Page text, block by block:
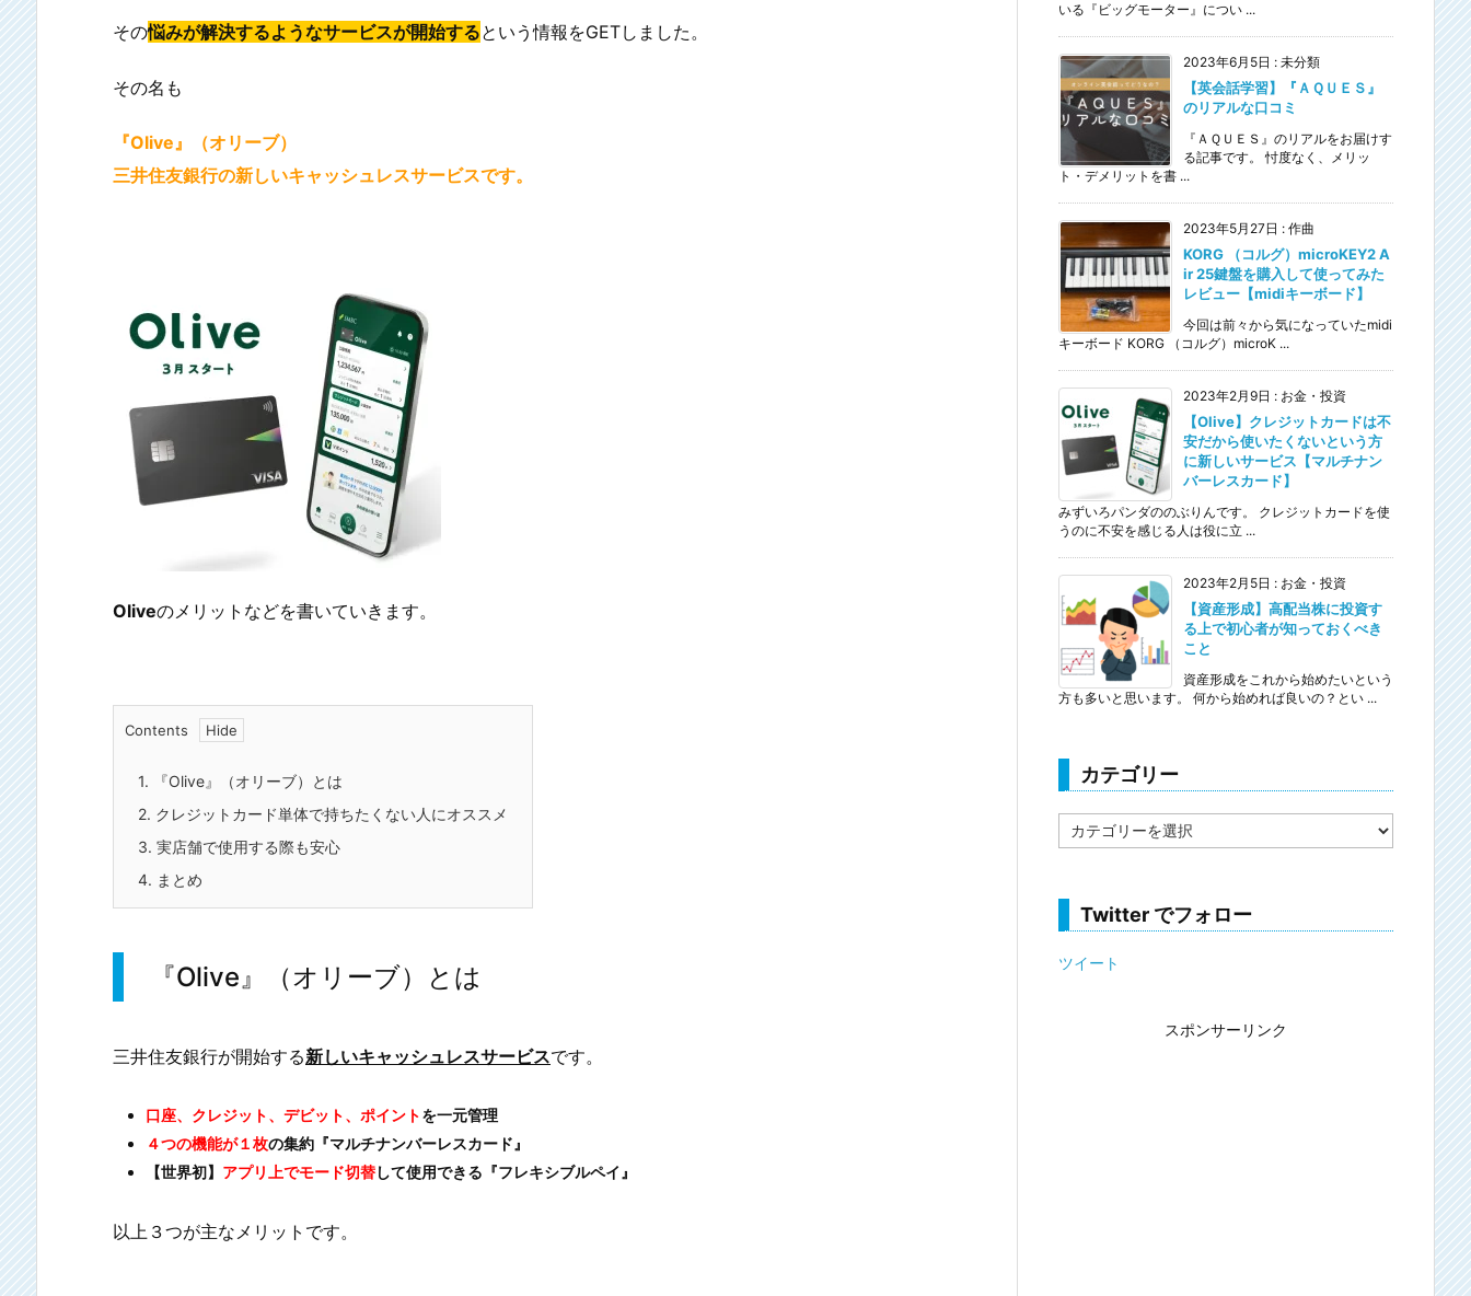
その悩みが解決するようなサービスが開始するという情報をGETしました。
その名も
『Olive』（オリーブ）
三井住友銀行の新しいキャッシュレスサービスです。
Oliveのメリットなどを書いていきます。
Contents
1. 『Olive』（オリーブ）とは
2. クレジットカード単体で持ちたくない人にオススメ
3. 実店舗で使用する際も安心
4. まとめ
『Olive』（オリーブ）とは
三井住友銀行が開始する新しいキャッシュレスサービスです。
口座、クレジット、デビット、ポイントを一元管理
４つの機能が１枚の集約『マルチナンバーレスカード』
【世界初】 アプリ上でモード切替して使用できる『フレキシブルペイ』
以上３つが主なメリットです。
いる『ビッグモーター』につい ...
2023年6月5日 : 未分類
【英会話学習】『ＡＱＵＥＳ』
のリアルな口コミ
『ＡＱＵＥＳ』のリアルをお届けす
る記事です。 忖度なく、メリッ
ト・デメリットを書 ...
2023年5月27日 : 作曲
KORG （コルグ）microKEY2 A
ir 25鍵盤を購入して使ってみた
レビュー【midiキーボード】
今回は前々から気になっていたmidi
キーボード KORG （コルグ）microK ...
2023年2月9日 : お金・投資
【Olive】クレジットカードは不
安だから使いたくないという方
に新しいサービス【マルチナン
バーレスカード】
みずいろパンダののぶりんです。 クレジットカードを使
うのに不安を感じる人は役に立 ...
2023年2月5日 : お金・投資
【資産形成】高配当株に投資す
る上で初心者が知っておくべき
こと
資産形成をこれから始めたいという
方も多いと思います。 何から始めれば良いの？とい ...
カテゴリー
テ
Twitter でフォロー
ツイート
スポンサーリンク